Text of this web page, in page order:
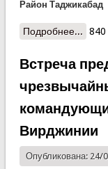
Район Таджикабад
Подробнее... о
840
Встреча
Вирджинии
Опубликована: 24/